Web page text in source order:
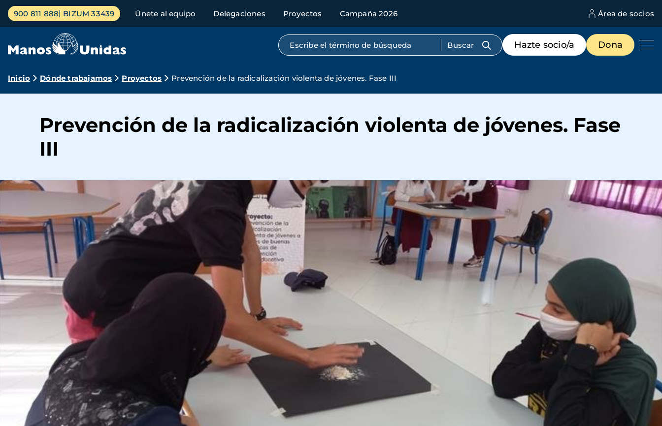
Pasar
contenido
Menú
principal
900 811 888 BIZUM 33439 Únete al equipo Delegaciones Proyectos Campaña 2026 Área de socios
Búsqueda por texto completo
Menú
de
destacados
Hazte socio/a Dona
Ruta
navegación
Inicio Dónde trabajamos Proyectos Prevención de la radicalización violenta de jóvenes. Fase III
Prevención de la radicalización violenta de jóvenes. Fase
III